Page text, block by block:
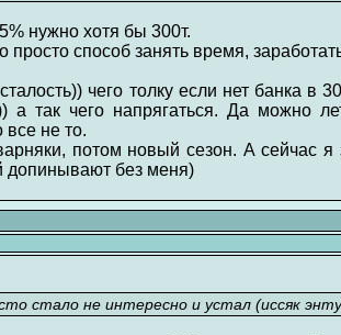
нужно хотя бы 300т.
способ занять время,
чего толку если нет банка в
так чего напрягаться. Да можно
не то.
потом новый сезон. А сейчас я
допинывают без меня)
стало не интересно и устал (иссяк